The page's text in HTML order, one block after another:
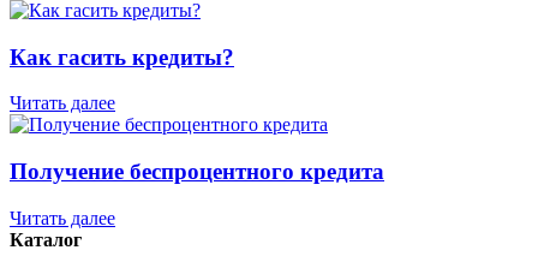
Как гасить кредиты?
Читать далее
Получение беспроцентного кредита
Читать далее
Каталог